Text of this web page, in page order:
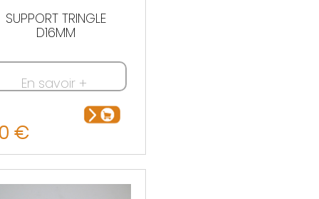
SUPPORT TRINGLE
D16MM
En savoir +
€